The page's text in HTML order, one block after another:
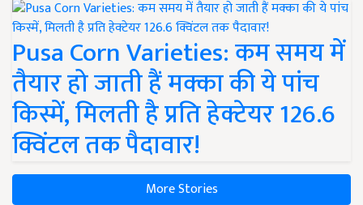
Pusa Corn Varieties: कम समय में
तैयार हो जाती हैं मक्का की ये पांच
किस्में, मिलती है प्रति हेक्टेयर 126.6
क्विंटल तक पैदावार!
More Stories